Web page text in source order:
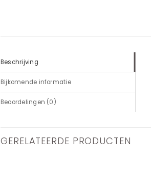
Beschrijving
Bijkomende informatie
Beoordelingen (0)
GERELATEERDE PRODUCTEN